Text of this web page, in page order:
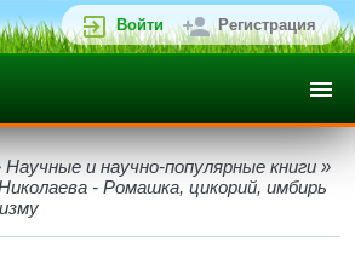
Войти Регистрация
Научные и научно-популярные книги »
- Ромашка, цикорий, имбирь